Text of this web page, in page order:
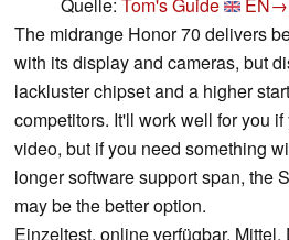
The midrange Honor 70 delivers
with its display and cameras, but
lackluster chipset and a higher
competitors. It'll work well for you
video, but if you need something
longer software support span, the
may be the better option.
Einzeltest, online verfügbar,